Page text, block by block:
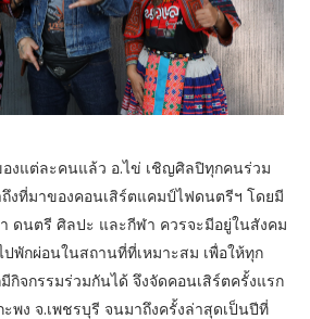
องแต่ละคนแล้ว อ.ไข่ เชิญศิลปิทุกคนร่วม
ถึงที่มาของคอนเสิร์ตแคมป์ไฟดนตรีฯ โดยมี
ดนตรี ศิลปะ และกีฬา ควรจะมีอยู่ในสังคม
ปพักผ่อนในสถานที่ที่เหมาะสม เพื่อให้ทุก
กิจกรรมร่วมกันได้ จึงจัดคอนเสิร์ตครั้งแรก
พง จ.เพชรบุรี จนมาถึงครั้งล่าสุดเป็นปีที่